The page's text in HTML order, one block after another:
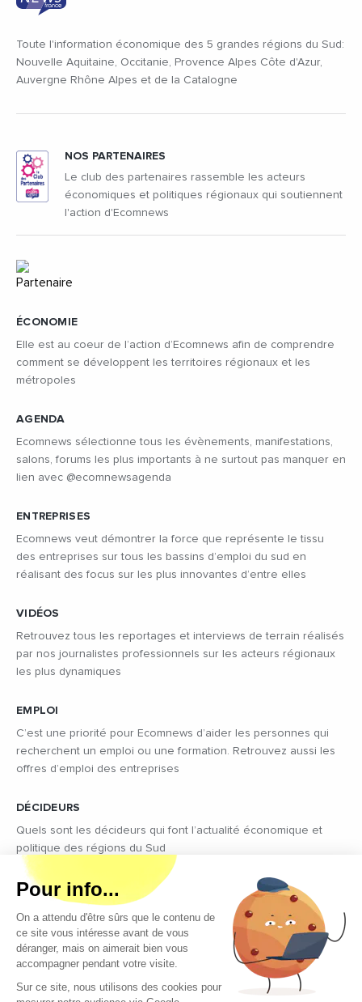
Toute l'information économique des 5 grandes régions du Sud:
Nouvelle Aquitaine, Occitanie, Provence Alpes Côte d'Azur,
Auvergne Rhône Alpes et de la Catalogne
ÉCONOMIE
Elle est au coeur de l’action d’Ecomnews afin de comprendre
comment se développent les territoires régionaux et les
métropoles
AGENDA
Ecomnews sélectionne tous les évènements, manifestations,
salons, forums les plus importants à ne surtout pas manquer en
lien avec @ecomnewsagenda
ENTREPRISES
Ecomnews veut démontrer la force que représente le tissu
des entreprises sur tous les bassins d’emploi du sud en
réalisant des focus sur les plus innovantes d’entre elles
VIDÉOS
Retrouvez tous les reportages et interviews de terrain réalisés
par nos journalistes professionnels sur les acteurs régionaux
les plus dynamiques
EMPLOI
C’est une priorité pour Ecomnews d’aider les personnes qui
recherchent un emploi ou une formation. Retrouvez aussi les
offres d’emploi des entreprises
DÉCIDEURS
Quels sont les décideurs qui font l’actualité économique et
politique des régions du Sud
NOS PARTENAIRES
Le club des partenaires rassemble les acteurs
économiques et politiques régionaux qui soutiennent
l'action d'Ecomnews
Copyright © 2026 - Tous droits réservés
Qui sommes-nous ?